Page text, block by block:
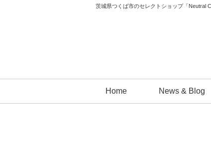
茨城県つくば市のセレクトショップ「Neutral
コ
ン
Home News & Blog